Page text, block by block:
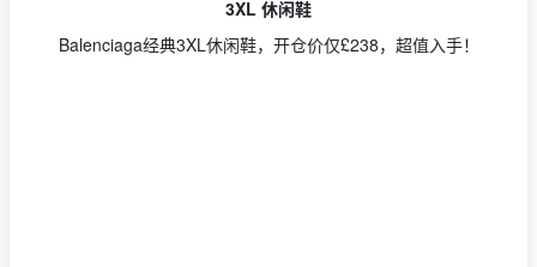
3XL 休闲鞋
Balenciaga经典3XL休闲鞋，开仓价仅£238，超值入手！